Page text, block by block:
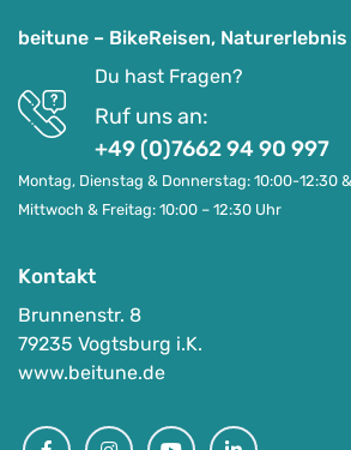
beitune – BikeReisen,
Du hast Fragen?
Ruf uns an:
+49 (0)7662 94 90 997
Montag, Dienstag & Donnerstag: 10:00-12:30
Mittwoch & Freitag: 10:00 – 12:30 Uhr
Kontakt
Brunnenstr. 8
79235 Vogtsburg i.K.
www.beitune.de
FacebookInstagramYoutubeLinkedin